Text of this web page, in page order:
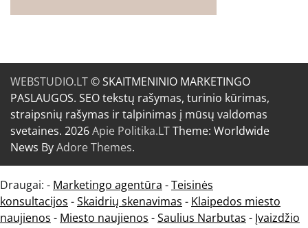
WEBSTUDIO.LT© SKAITMENINIO MARKETINGO
PASLAUGOS. SEO tekstų rašymas, turinio kūrimas,
straipsnių rašymas ir talpinimas į mūsų valdomas
svetaines. 2026Apie Politika.LTTheme: Worldwide
News ByAdore Themes.
Draugai: - Marketingo agentūra -Teisinės
konsultacijos -Skaidrių skenavimas - Klaipedos miesto
naujienos - Miesto naujienos -Saulius Narbutas - Įvaizdžio